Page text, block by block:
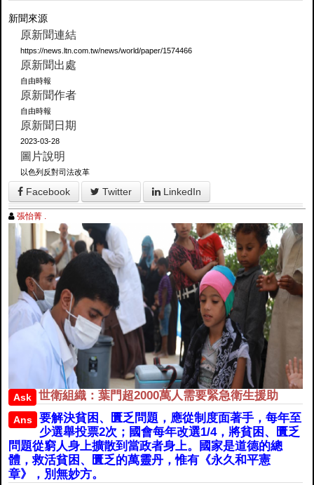
新聞來源
原新聞連結
https://news.ltn.com.tw/news/world/paper/1574466
原新聞出處
自由時報
原新聞作者
自由時報
原新聞日期
2023-03-28
圖片說明
以色列反對司法改革
Facebook Twitter LinkedIn
張怡菁 .
Ask 世衛組織：葉門超2000萬人需要緊急衛生援助
Ans
要解決貧困、匱乏問題，應從制度面著手，每年至
少選舉投票2次；國會每年改選1/4，將貧困、匱乏
問題從窮人身上擴散到當政者身上。國家是道德的總
體，救活貧困、匱乏的萬靈丹，惟有《永久和平憲
章》，別無妙方。